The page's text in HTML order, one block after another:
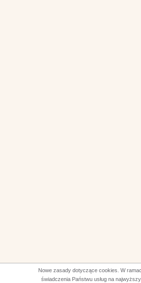
Nowe zasady dotyczące cookies. W
świadczenia Państwu usług na